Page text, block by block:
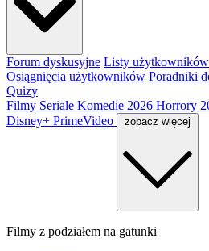
Forum dyskusyjne Listy użytkowników
Osiągnięcia użytkowników Poradniki
Quizy
Filmy Seriale Komedie 2026 Horrory
Disney+ PrimeVideo zobacz więcej
Filmy z podziałem na gatunki